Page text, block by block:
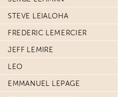
STEVE LEIALOHA
FREDERIC LEMERCIER
JEFF LEMIRE
LEO
EMMANUEL LEPAGE